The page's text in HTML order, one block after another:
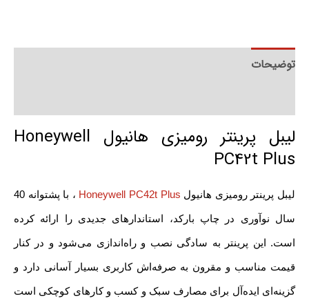
توضیحات
لیبل پرینتر رومیزی هانیول Honeywell
PC42t Plus
لیبل پرینتر رومیزی هانیول Honeywell PC42t Plus ، با پشتوانه 40
سال نوآوری در چاپ بارکد، استاندارهای جدیدی را ارائه کرده
است. این پرینتر به سادگی نصب و راه‌اندازی می‌شود و در کنار
قیمت مناسب و مقرون به صرفه‌اش کاربری بسیار آسانی دارد و
گزینه‌ای ایده‌آل برای مصارف سبک و کسب و کارهای کوچکی است